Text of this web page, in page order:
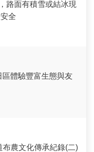
路面有積雪或結冰現
全
體驗豐富生態與友
農文化傳承紀錄(二)